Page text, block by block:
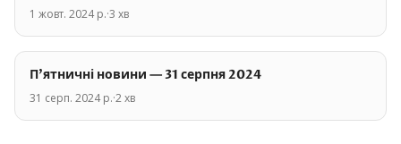
1 жовт. 2024 р.·3 хв
П'ятничні новини — 31 серпня 2024
31 серп. 2024 р.·2хв